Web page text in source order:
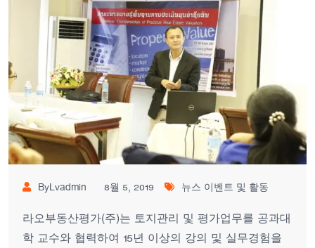
ByLvadmin 8월 5, 2019 뉴스 이벤트 및 활동
라오부동산평가(주)는 토지관리 및 평가업무를 공과대
학 교수와 협력하여 15년 이상의 강의 및 실무경험을